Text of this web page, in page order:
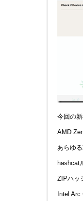
今回の
AMD
あらゆ
hashcat
ZIPハッ
Intel